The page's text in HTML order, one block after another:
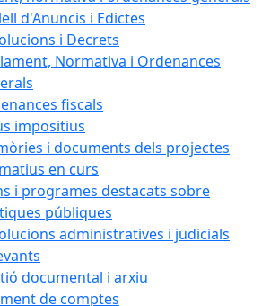
d'Anuncis i Edictes
i Decrets
Normativa i Ordenances
fiscals
impositius
i documents dels projectes
en curs
i programes destacats sobre
públiques
administratives i judicials
documental i arxiu
de comptes